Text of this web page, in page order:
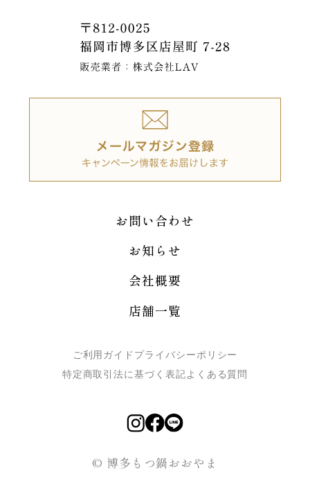
お問い合わせ
お知らせ
会社概要
店舗一覧
ご利用ガイド プライバシーポリシー
特定商取引法に基づく表記よくある質問
© 博多もつ鍋おおやま